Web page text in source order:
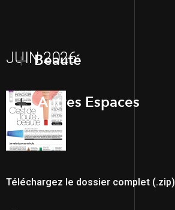
JUIN 2026
Beauté
Autres Espaces
Téléchargez le dossier complet (.zip)